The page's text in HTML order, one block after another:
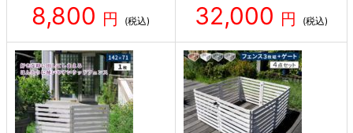
8,800 円 (税込) 32,000 円 (税込)